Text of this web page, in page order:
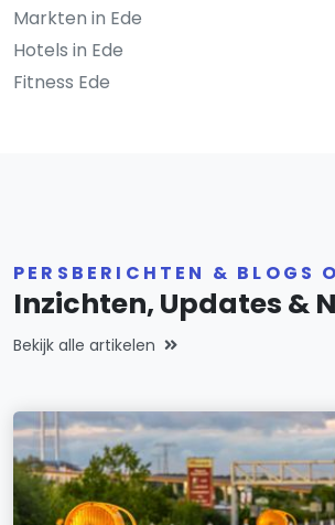
Markten in Ede
Hotels in Ede
Fitness Ede
PERSBERICHTEN & BLOGS
Inzichten, Updates &
Bekijk alle artikelen